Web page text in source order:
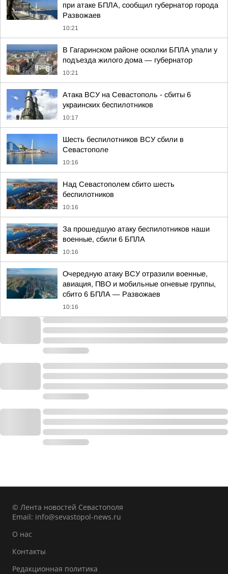
при атаке БПЛА, сообщил губернатор города
Развожаев
10:21
В Гагаринском районе осколки БПЛА упали у
подъезда жилого дома — губернатор
10:21
Атака ВСУ на Севастополь - сбиты 6
украинских беспилотников
10:17
Шесть беспилотников ВСУ сбили в
Севастополе
10:16
Над Севастополем сбито шесть
беспилотников
10:16
За прошедшую атаку беспилотников наши
военные, сбили 6 БПЛА
10:16
Очередную атаку ВСУ отразили военные,
авиация, ПВО и мобильные огневые группы,
сбито 6 БПЛА — Развожаев
10:16
© Лента новостей Севастополя
Email: info@sevastopol-news.ru
О нас
Контакты
Редакционная политика